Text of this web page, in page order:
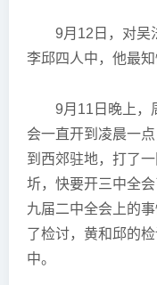
9月12日，对吴
李邱四人中，他最知
9月11日晚上，
会一直开到凌晨一
到西郊驻地，打了
圻，快要开三中全
九届二中全会上的
了检讨，黄和邱的
中。